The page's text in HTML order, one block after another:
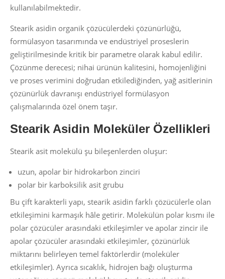
kullanılabilmektedir.
Stearik asidin organik çözücülerdeki çözünürlüğü,
formülasyon tasarımında ve endüstriyel proseslerin
geliştirilmesinde kritik bir parametre olarak kabul edilir.
Çözünme derecesi; nihai ürünün kalitesini, homojenliğini
ve proses verimini doğrudan etkilediğinden, yağ asitlerinin
çözünürlük davranışı endüstriyel formülasyon
çalışmalarında özel önem taşır.
Stearik Asidin Moleküler Özellikleri
Stearik asit molekülü şu bileşenlerden oluşur:
uzun, apolar bir hidrokarbon zinciri
polar bir karboksilik asit grubu
Bu çift karakterli yapı, stearik asidin farklı çözücülerle olan
etkileşimini karmaşık hâle getirir. Molekülün polar kısmı ile
polar çözücüler arasındaki etkileşimler ve apolar zincir ile
apolar çözücüler arasındaki etkileşimler, çözünürlük
miktarını belirleyen temel faktörlerdir (moleküler
etkileşimler). Ayrıca sıcaklık, hidrojen bağı oluşturma